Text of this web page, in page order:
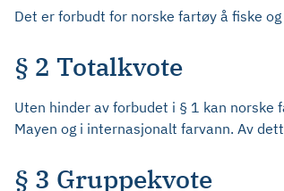
Det er forbudt for norske fartøy å fiske
§ 2 Totalkvote
Uten hinder av forbudet i § 1 kan norske
Mayen og i internasjonalt farvann. Av
§ 3 Gruppekvote